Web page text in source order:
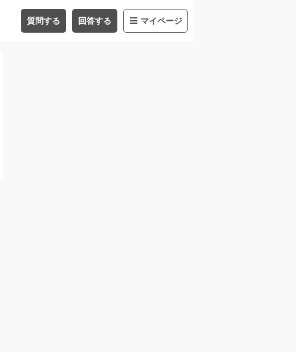
質問する 回答する マイページ